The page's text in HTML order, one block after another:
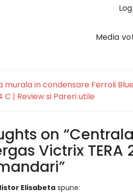
Media
murala in condensare Ferroli
C | Review si Pareri utile
on “
Victrix TERA
”
Elisabeta spune: